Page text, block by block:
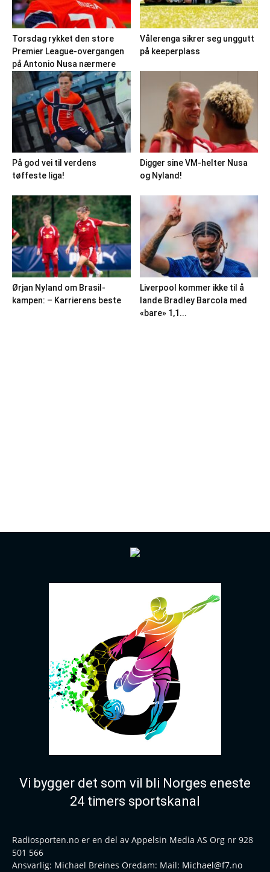
Torsdag rykket den store
Premier League-overgangen
på Antonio Nusa nærmere
Vålerenga sikrer seg unggutt
på keeperplass
På god vei til verdens
tøffeste liga!
Digger sine VM-helter Nusa
og Nyland!
Ørjan Nyland om Brasil-
kampen: – Karrierens beste
Liverpool kommer ikke til å
lande Bradley Barcola med
«bare» 1,1...
Vi bygger det som vil bli Norges eneste
24 timers sportskanal
Radiosporten.no er en del av Appelsin Media AS Org nr 928
501 566
Ansvarlig: Michael Breines Oredam: Mail: Michael@f7.no